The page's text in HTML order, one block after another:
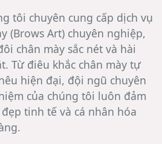
tôi chuyên cung cấp dịch vụ
(Brows Art) chuyên nghiệp,
chân mày sắc nét và hài
Từ điêu khắc chân mày tự
hiện đại, đội ngũ chuyên
của chúng tôi luôn đảm
tinh tế và cá nhân hóa